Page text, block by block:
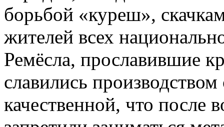
борьбой «куреш»,
жителей всех
Ремёсла, прославившие
славились
качественной, что после